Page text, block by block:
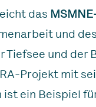
das
und
Tiefsee und der
Projekt mit
ein Beispiel